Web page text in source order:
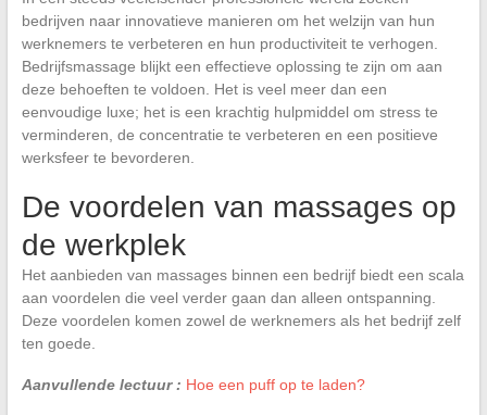
bedrijven naar innovatieve manieren om het welzijn van hun
werknemers te verbeteren en hun productiviteit te verhogen.
Bedrijfsmassage blijkt een effectieve oplossing te zijn om aan
deze behoeften te voldoen. Het is veel meer dan een
eenvoudige luxe; het is een krachtig hulpmiddel om stress te
verminderen, de concentratie te verbeteren en een positieve
werksfeer te bevorderen.
De voordelen van massages op
de werkplek
Het aanbieden van massages binnen een bedrijf biedt een scala
aan voordelen die veel verder gaan dan alleen ontspanning.
Deze voordelen komen zowel de werknemers als het bedrijf zelf
ten goede.
Aanvullende lectuur : Hoe een puff op te laden?